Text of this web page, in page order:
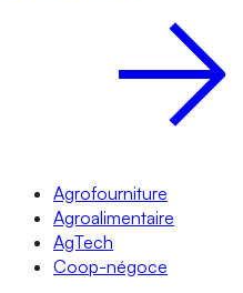
Agrofourniture
Agroalimentaire
AgTech
Coop-négoce